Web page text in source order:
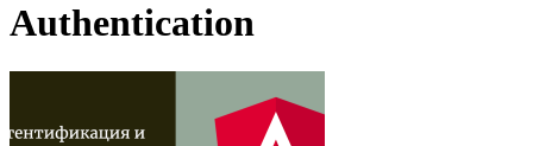
Authentication